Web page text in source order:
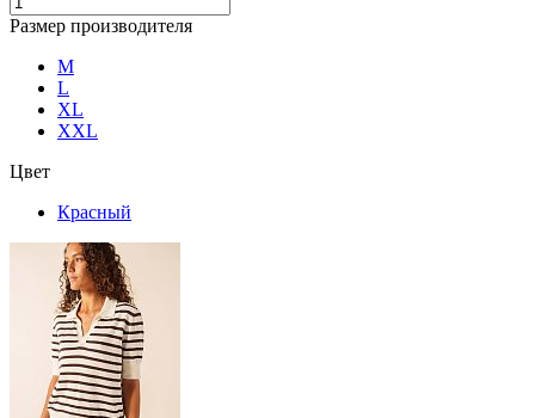
Размер производителя
M
L
XL
XXL
Цвет
Красный